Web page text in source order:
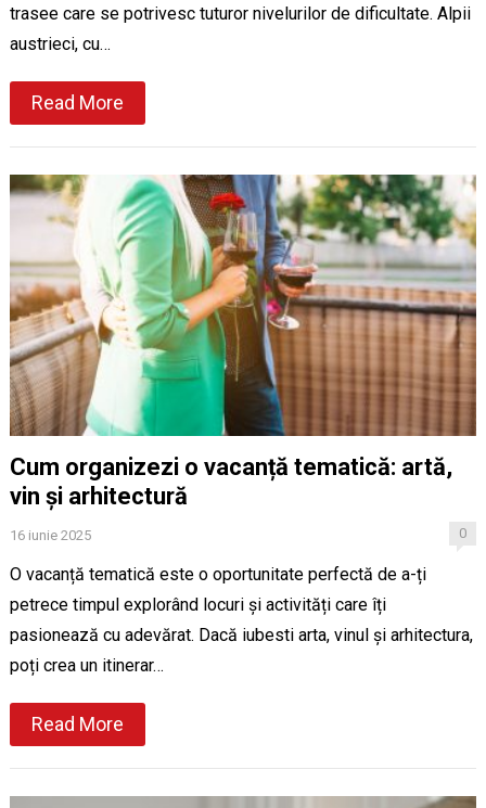
trasee care se potrivesc tuturor nivelurilor de dificultate. Alpii
austrieci, cu…
Read More
Cum organizezi o vacanță tematică: artă,
vin și arhitectură
16 iunie 2025 0
O vacanță tematică este o oportunitate perfectă de a-ți
petrece timpul explorând locuri și activități care îți
pasionează cu adevărat. Dacă iubesti arta, vinul și arhitectura,
poți crea un itinerar…
Read More